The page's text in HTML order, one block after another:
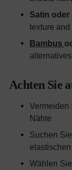
Satin oder
texture and
Bambus
alternatives
Achten Sie
Vermeiden
Nähte
Suchen
Wählen Sie